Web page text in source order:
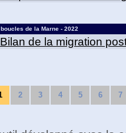
de la Marne - 2022
Bilan de la migration
2 3 4 5 6 7